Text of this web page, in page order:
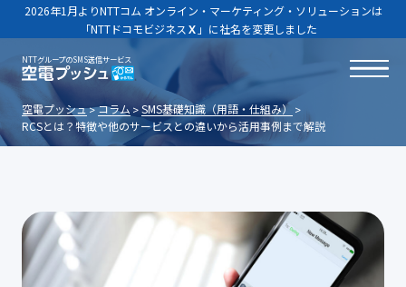
2026年1月よりNTTコム オンライン・マーケティング・ソリューションは
「NTTドコモビジネス Ｘ 」に社名を変更しました
NTTグループのSMS送信サービス
空電プッシュ コラム
SMS基礎知識（用語・仕組み）
RCSとは？特徴や他のサービスとの違いから活用事例まで解説